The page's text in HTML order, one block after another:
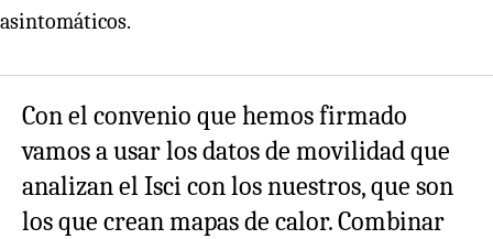
asintomáticos.
Con el convenio que hemos firmado
vamos a usar los datos de movilidad que
analizan el Isci con los nuestros, que son
los que crean mapas de calor. Combinar